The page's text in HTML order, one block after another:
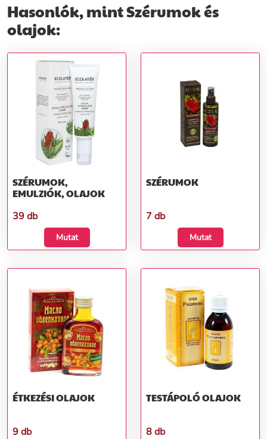
Hasonlók, mint Szérumok és
olajok:
SZÉRUMOK,
EMULZIÓK, OLAJOK
39 db
Mutat
SZÉRUMOK
7 db
Mutat
ÉTKEZÉSI OLAJOK
9 db
TESTÁPOLÓ OLAJOK
8 db